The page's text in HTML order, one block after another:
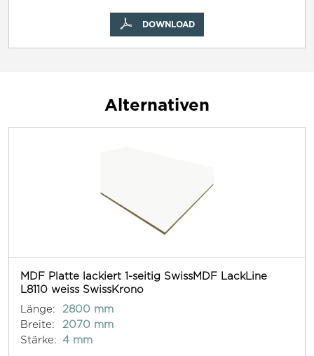
DOWNLOAD
Alternativen
MDF Platte lackiert 1-seitig SwissMDF LackLine
L8110 weiss SwissKrono
Länge:
2800 mm
Breite:
2070 mm
Stärke:
4 mm